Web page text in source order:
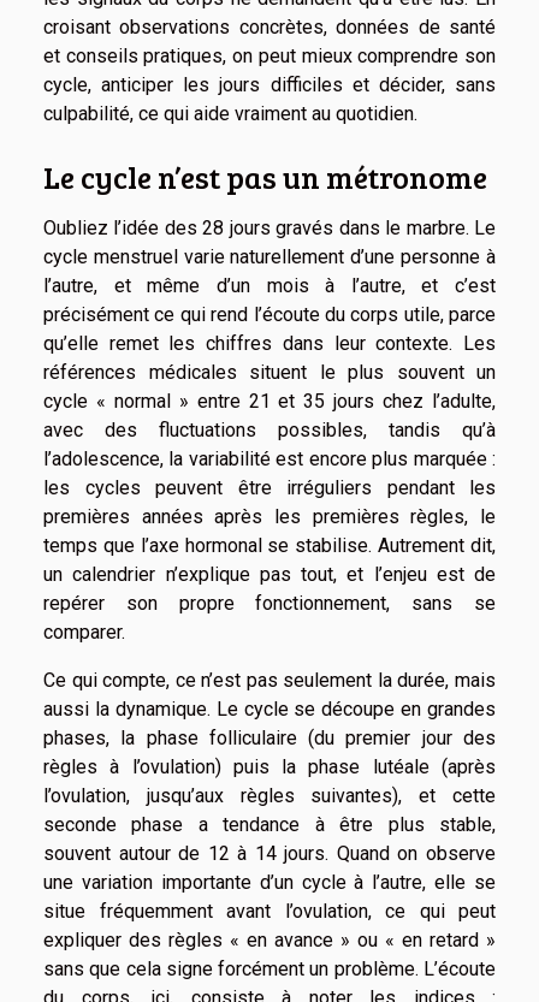
croisant observations concrètes, données de santé
et conseils pratiques, on peut mieux comprendre son
cycle, anticiper les jours difficiles et décider, sans
culpabilité, ce qui aide vraiment au quotidien.
Le cycle n’est pas un métronome
Oubliez l’idée des 28 jours gravés dans le marbre. Le
cycle menstruel varie naturellement d’une personne à
l’autre, et même d’un mois à l’autre, et c’est
précisément ce qui rend l’écoute du corps utile, parce
qu’elle remet les chiffres dans leur contexte. Les
références médicales situent le plus souvent un
cycle « normal » entre 21 et 35 jours chez l’adulte,
avec des fluctuations possibles, tandis qu’à
l’adolescence, la variabilité est encore plus marquée :
les cycles peuvent être irréguliers pendant les
premières années après les premières règles, le
temps que l’axe hormonal se stabilise. Autrement dit,
un calendrier n’explique pas tout, et l’enjeu est de
repérer son propre fonctionnement, sans se
comparer.
Ce qui compte, ce n’est pas seulement la durée, mais
aussi la dynamique. Le cycle se découpe en grandes
phases, la phase folliculaire (du premier jour des
règles à l’ovulation) puis la phase lutéale (après
l’ovulation, jusqu’aux règles suivantes), et cette
seconde phase a tendance à être plus stable,
souvent autour de 12 à 14 jours. Quand on observe
une variation importante d’un cycle à l’autre, elle se
situe fréquemment avant l’ovulation, ce qui peut
expliquer des règles « en avance » ou « en retard »
sans que cela signe forcément un problème. L’écoute